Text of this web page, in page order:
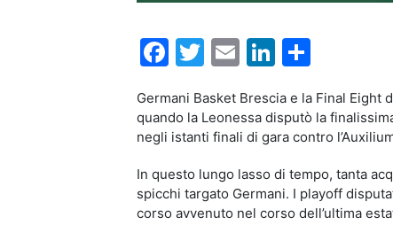
Facebook
Twitter
EmailLinkedIn
Germani Basket Brescia e la Final
quando la Leonessa disputò la
negli istanti finali di gara contro
In questo lungo lasso di tempo, tanta
spicchi targato Germani. I playoff
corso avvenuto nel corso dell’ultima